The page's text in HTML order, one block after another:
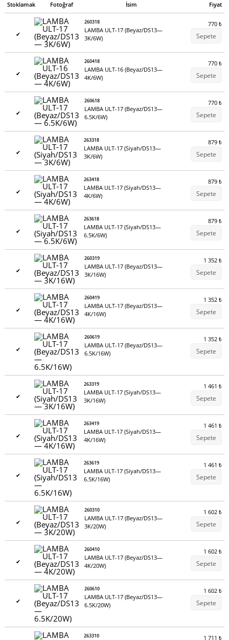
Stoklamak Fotoğraf İsim Fiyat
✔
260318
LAMBA ULT-17 (Beyaz/DS13—
3K/6W)
770₺
Sepete
✔
260418
LAMBA ULT-16 (Beyaz/DS13—
4K/6W)
770₺
Sepete
✔
260618
LAMBA ULT-17 (Beyaz/DS13—
6.5K/6W)
770₺
Sepete
✔
263318
LAMBA ULT-17 (Siyah/DS13—
3K/6W)
879₺
Sepete
✔
263418
LAMBA ULT-17 (Siyah/DS13—
4K/6W)
879₺
Sepete
✔
263618
LAMBA ULT-17 (Siyah/DS13—
6.5K/6W)
879₺
Sepete
✔
260319
LAMBA ULT-17 (Beyaz/DS13—
3K/16W)
1 352₺
Sepete
✔
260419
LAMBA ULT-17 (Beyaz/DS13—
4K/16W)
1 352₺
Sepete
✔
260619
LAMBA ULT-17 (Beyaz/DS13—
6.5K/16W)
1 352₺
Sepete
✔
263319
LAMBA ULT-17 (Siyah/DS13—
3K/16W)
1 461₺
Sepete
✔
263419
LAMBA ULT-17 (Siyah/DS13—
4K/16W)
1 461₺
Sepete
✔
263619
LAMBA ULT-17 (Siyah/DS13—
6.5K/16W)
1 461₺
Sepete
✔
260310
LAMBA ULT-17 (Beyaz/DS13—
3K/20W)
1 602₺
Sepete
✔
260410
LAMBA ULT-17 (Beyaz/DS13—
4K/20W)
1 602₺
Sepete
✔
260610
LAMBA ULT-17 (Beyaz/DS13—
6.5K/20W)
1 602₺
Sepete
263310 1 711₺